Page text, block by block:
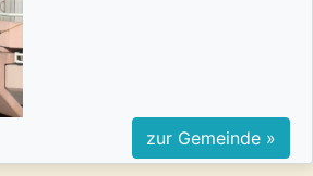
zur Gemeinde »